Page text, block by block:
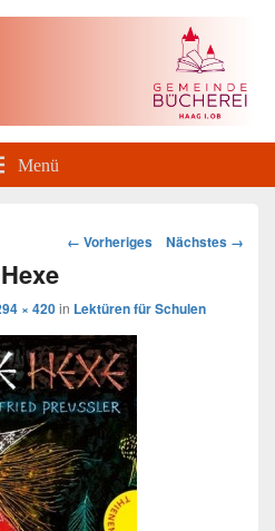
Haag i. OB
Menü
Bilder-
← Vorheriges Nächstes →
× 420in Lektüren für Schulen